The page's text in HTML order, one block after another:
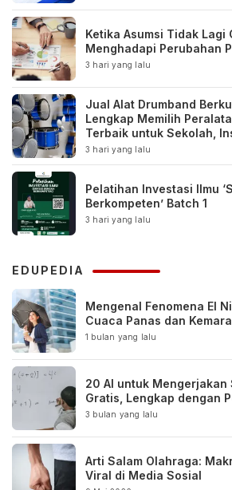
Ketika Asumsi Tidak Lagi
Menghadapi Perubahan
3 hari yang lalu
Jual Alat Drumband
Lengkap Memilih
Terbaik untuk Sekolah,
Komunitas
3 hari yang lalu
Pelatihan Investasi Ilmu
Berkompeten’ Batch 1
3 hari yang lalu
EDUPEDIA
Mengenal Fenomena El
Cuaca Panas dan
1 bulan yang lalu
20 AI untuk Mengerjakan
Gratis, Lengkap dengan
3 bulan yang lalu
Arti Salam Olahraga:
Viral di Media Sosial